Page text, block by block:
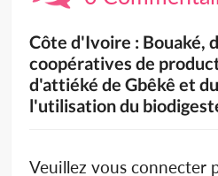
Côte d'Ivoire : Bouaké,
coopératives de
d'attiéké de Gbêkê et
l'utilisation du
Veuillez vous connecter